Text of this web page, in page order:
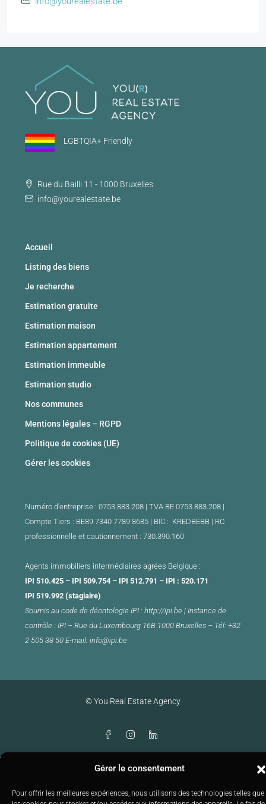
Gérer le consentement
Pour offrir les meilleures expériences, nous utilisons des technologies telles que
LGBTQIA+ Friendly
Rue du Bailli 11 - 1000 Bruxelles
info@yourealestate.be
Accueil
Listing des biens
Je recherche
Estimation gratuite
Estimation maison
Estimation appartement
Estimation immeuble
Estimation studio
Nos communes
Mentions légales – RGPD
Politique de cookies (UE)
Gérer les cookies
Numéro d’entreprise : 0753.883.208 | TVA BE 0753.883.208 |
Compte Tiers : BE89 7340 7789 8685 | BIC : KREDBEBB | RC
professionnelle et cautionnement : 730.390.160
Agents immobiliers intermédiaires agrées Belgique :
IPI 510.425 – IPI 509.754 – IPI 512.791 – IPI : 520.171
IPI 519.992 (stagiaire)
Soumis au code de déontologie IPI : http://ipi.be | Instance de
contrôle : IPI – Rue du Luxembourg 16B 1000 Bruxelles – Tél: +32
2 505 38 50 E-mail: info@ipi.be
© You Real Estate Agency